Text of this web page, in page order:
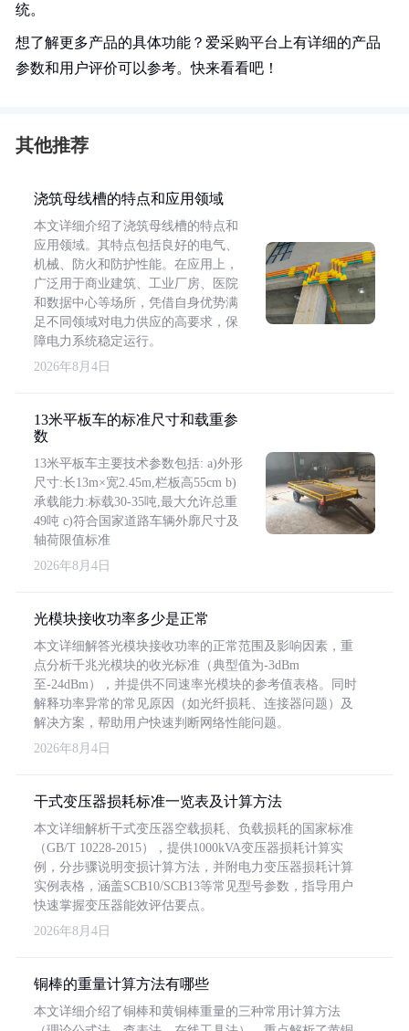
统。
想了解更多产品的具体功能？爱采购平台上有详细的产品
参数和用户评价可以参考。快来看看吧！
其他推荐
浇筑母线槽的特点和应用领域
本文详细介绍了浇筑母线槽的特点和
应用领域。其特点包括良好的电气、
机械、防火和防护性能。在应用上，
广泛用于商业建筑、工业厂房、医院
和数据中心等场所，凭借自身优势满
足不同领域对电力供应的高要求，保
障电力系统稳定运行。
2026年8月4日
13米平板车的标准尺寸和载重参
数
13米平板车主要技术参数包括: a)外形
尺寸:长13m×宽2.45m,栏板高55cm b)
承载能力:标载30-35吨,最大允许总重
49吨 c)符合国家道路车辆外廓尺寸及
轴荷限值标准
2026年8月4日
光模块接收功率多少是正常
本文详细解答光模块接收功率的正常范围及影响因素，重
点分析千兆光模块的收光标准（典型值为-3dBm
至-24dBm），并提供不同速率光模块的参考值表格。同时
解释功率异常的常见原因（如光纤损耗、连接器问题）及
解决方案，帮助用户快速判断网络性能问题。
2026年8月4日
干式变压器损耗标准一览表及计算方法
本文详细解析干式变压器空载损耗、负载损耗的国家标准
（GB/T 10228-2015），提供1000kVA变压器损耗计算实
例，分步骤说明变损计算方法，并附电力变压器损耗计算
实例表格，涵盖SCB10/SCB13等常见型号参数，指导用户
快速掌握变压器能效评估要点。
2026年8月4日
铜棒的重量计算方法有哪些
本文详细介绍了铜棒和黄铜棒重量的三种常用计算方法